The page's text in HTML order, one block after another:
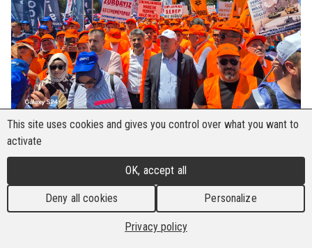
Mitglieder und führende Beauftragte des der BHI
angeschlossenen Türkischen
Gewerkschaftsbundes (TÜRK-IS), darunter der
TÜRK-IS-Vorsitzende Ergün Atalay, der YOL-IS-
Vorsitzende Ramazan Agar und
This site uses cookies and gives you control over what you want to
activate
OK, accept all
Deny all cookies Personalize
Privacy policy